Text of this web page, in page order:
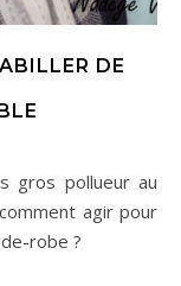
DE
agir pour
robe ?